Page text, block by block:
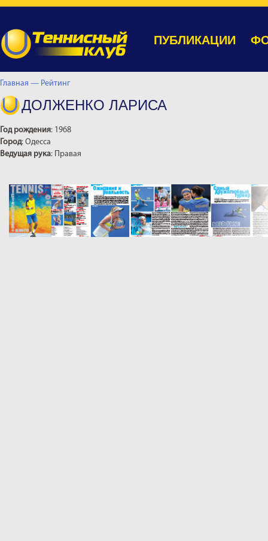
ПУБЛИКАЦИИ
Главная — Рейтинг
ДОЛЖЕНКО ЛАРИСА
Год рождения: 1968
Город: Одесса
Ведущая рука: Правая